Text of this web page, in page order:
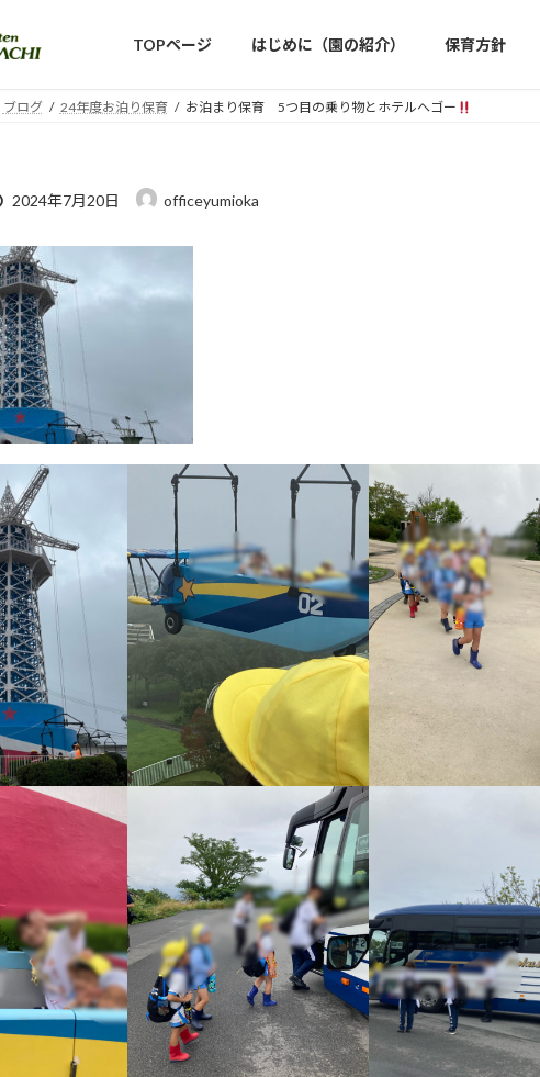
TOPページ はじめに（園の紹介） 保育方針
ブログ 24年度お泊り保育 お泊まり保育 5つ目の乗り物とホテルへゴー
最
新
日
時
:
2024年7月20日 officeyumioka